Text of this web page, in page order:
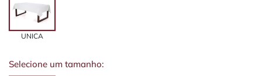
UNICA
Selecione um tamanho: